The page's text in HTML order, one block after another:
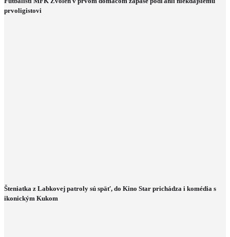
prvoligistovi
Šteniatka z Labkovej patroly sú späť, do Kino Star prichádza i komédia s
ikonickým Kukom